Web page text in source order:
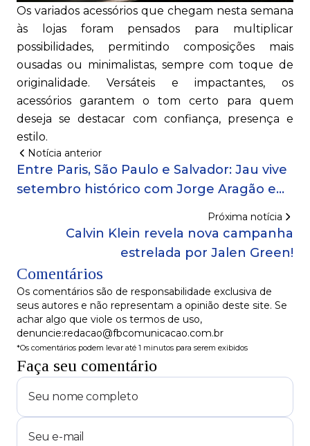
Os variados acessórios que chegam nesta semana
às lojas foram pensados para multiplicar
possibilidades, permitindo composições mais
ousadas ou minimalistas, sempre com toque de
originalidade. Versáteis e impactantes, os
acessórios garantem o tom certo para quem
deseja se destacar com confiança, presença e
estilo.
Notícia anterior
Entre Paris, São Paulo e Salvador: Jau vive
setembro histórico com Jorge Aragão e
Próxima notícia
Calvin Klein revela nova campanha
estrelada por Jalen Green!
Comentários
Os comentários são de responsabilidade exclusiva de
seus autores e não representam a opinião deste site. Se
achar algo que viole os termos de uso,
denuncie:redacao@fbcomunicacao.com.br
*Os comentários podem levar até 1 minutos para serem exibidos
Faça seu comentário